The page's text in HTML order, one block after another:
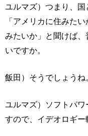
ユルマズ）つまり、
「アメリカに住みた
みたいか」と聞けば
いですか。
飯田）そうでしょうね
ユルマズ）ソフトパ
すので、イデオロギー